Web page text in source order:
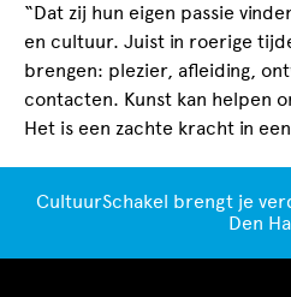
“Dat zij hun eigen passie
en cultuur. Juist in roerige
brengen: plezier, afleiding,
contacten. Kunst kan helpen
Het is een zachte kracht in
CultuurSchakel brengt je
Den